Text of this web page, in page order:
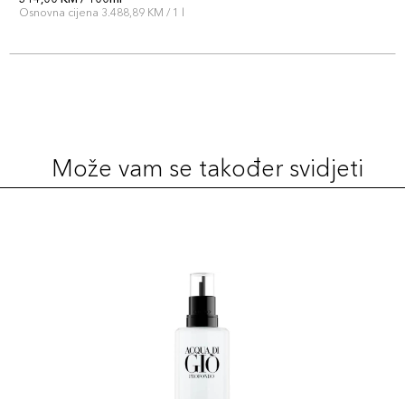
Osnovna cijena 3.488,89 KM / 1 l
Može vam se također svidjeti